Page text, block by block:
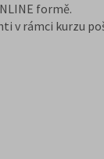
formě.
v rámci kurzu